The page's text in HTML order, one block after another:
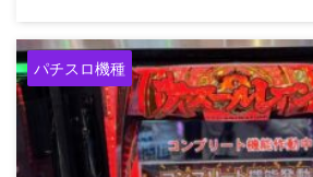
パチスロ機種